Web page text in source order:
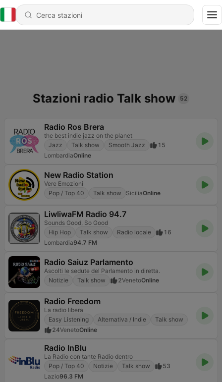
Stazioni radio Talk show 52
Radio Ros Brera
the best indie jazz on the planet
Jazz
Talk show Smooth Jazz
15
LombardiaOnline
New Radio Station
Vere Emozioni
Pop / Top 40
Talk show SiciliaOnline
LiwliwaFM Radio 94.7
Sounds Good, So Good
Hip Hop
Talk show Radio locale
16
Lombardia94.7 FM
Radio Saiuz Parlamento
Ascolti le sedute del Parlamento in diretta.
Notizie
Talk show 2VenetoOnline
Radio Freedom
La radio libera
Easy Listening
Alternativa / Indie
Talk show
24VenetoOnline
Radio InBlu
La Radio con tante Radio dentro
Pop / Top 40
Notizie Talk show
53
Lazio96.3 FM